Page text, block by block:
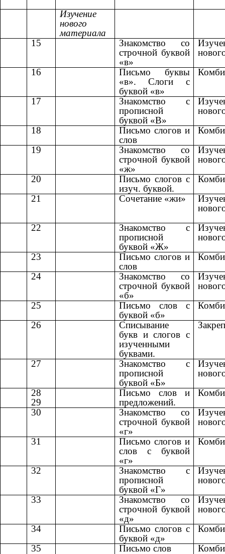
Изучение
нового
материала
15
Знакомство со
строчной буквой
«в»
16
Письмо буквы
«в». Слоги с
буквой «в»
17
Знакомство с
прописной
буквой «В»
18
Письмо слогов и
слов
19
Знакомство со
строчной буквой
«ж»
20
Письмо слогов с
изуч. буквой.
21
Сочетание «жи»
22
Знакомство с
прописной
буквой «Ж»
23
Письмо слогов и
слов
24
Знакомство со
строчной буквой
«б»
25
Письмо слов с
буквой «б»
26
Списывание
букв и слогов с
изученными
буквами.
27
Знакомство с
прописной
буквой «Б»
28
29
Письмо слов и
предложений.
30
Знакомство со
строчной буквой
«г»
31
Письмо слогов и
слов с буквой
«г»
32
Знакомство с
прописной
буквой «Г»
33
Знакомство со
строчной буквой
«д»
34
Письмо слогов с
буквой «д»
35
Письмо слов